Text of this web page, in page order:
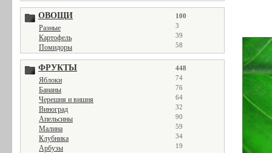
ОВОЩИ 100
Разные 3
Картофель 39
Помидоры 58
ФРУКТЫ 448
Яблоки 74
Бананы 76
Черешня и вишня 64
Виноград 32
Апельсины 90
Малина 59
Клубника 34
Арбузы 19